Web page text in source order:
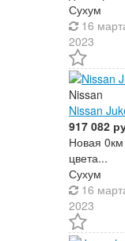
Сухум
16
2023
Nissan
Nissan
917 082
Новая
цвета...
Сухум
16
2023